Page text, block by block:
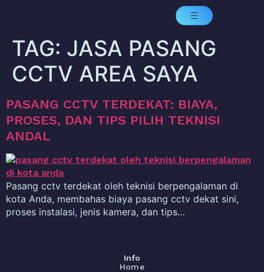
TAG: JASA PASANG
CCTV AREA SAYA
PASANG CCTV TERDEKAT: BIAYA,
PROSES, DAN TIPS PILIH TEKNISI
ANDAL
Pasang cctv terdekat oleh teknisi berpengalaman di
kota Anda, membahas biaya pasang cctv dekat sini,
proses instalasi, jenis kamera, dan tips…
Info
Home